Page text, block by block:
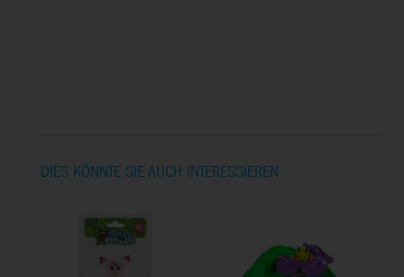
DIES KÖNNTE SIE AUCH INTERESSIEREN